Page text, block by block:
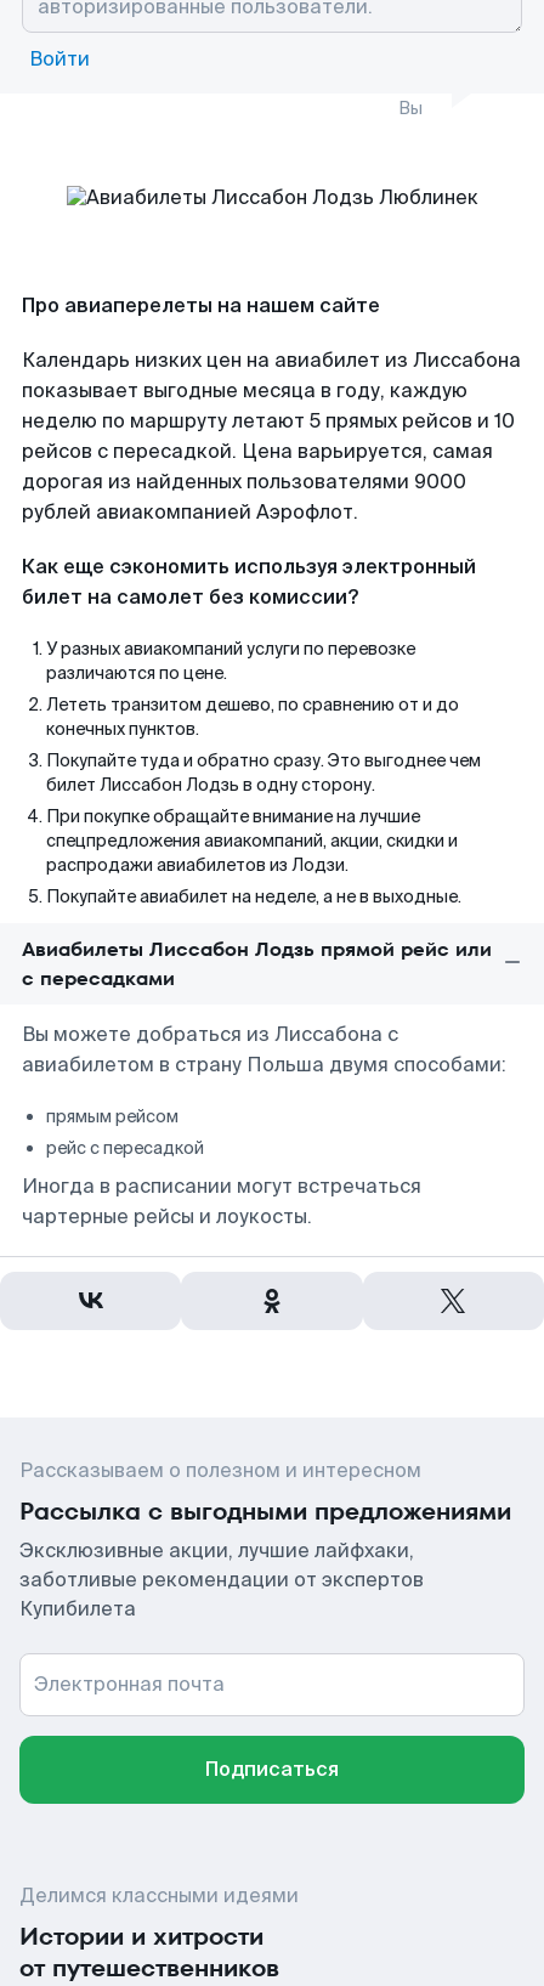
Войти
Вы
Про авиаперелеты на нашем сайте
Календарь низких цен на авиабилет из Лиссабона
показывает выгодные месяца в году, каждую
неделю по маршруту летают 5 прямых рейсов и 10
рейсов с пересадкой. Цена варьируется, самая
дорогая из найденных пользователями 9000
рублей авиакомпанией Аэрофлот.
Как еще сэкономить используя электронный
билет на самолет без комиссии?
У разных авиакомпаний услуги по перевозке
различаются по цене.
Лететь транзитом дешево, по сравнению от и до
конечных пунктов.
Покупайте туда и обратно сразу. Это выгоднее чем
билет Лиссабон Лодзь в одну сторону.
При покупке обращайте внимание на лучшие
спецпредложения авиакомпаний, акции, скидки и
распродажи авиабилетов из Лодзи.
Покупайте авиабилет на неделе, а не в выходные.
Авиабилеты Лиссабон Лодзь прямой рейс или
с пересадками
Вы можете добраться из Лиссабона с
авиабилетом в страну Польша двумя способами:
прямым рейсом
рейс с пересадкой
Иногда в расписании могут встречаться
чартерные рейсы и лоукосты.
Рассказываем о полезном и интересном
Рассылка с выгодными предложениями
Эксклюзивные акции, лучшие лайфхаки,
заботливые рекомендации от экспертов
Купибилета
Электронная почта
Подписаться
Делимся классными идеями
Истории и хитрости
от путешественников